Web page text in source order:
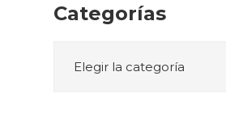
Categorías